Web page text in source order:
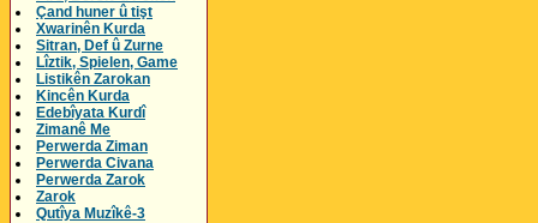
Çand huner û tişt
Xwarinên Kurda
Sitran, Def û Zurne
Lîztik, Spielen, Game
Listikên Zarokan
Kincên Kurda
Edebîyata Kurdî
Zimanê Me
Perwerda Ziman
Perwerda Civana
Perwerda Zarok
Zarok
Qutîya Muzîkê-3